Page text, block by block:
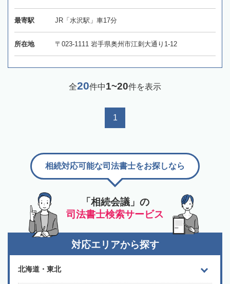
最寄駅 JR「水沢駅」車17分
所在地 〒023-1111 岩手県奥州市江刺大通り1-12
全20件中1~20件を表示
1
「相続会議」の
司法書士検索サービス
相続対応可能な司法書士をお探しなら
対応エリアから探す
北海道・東北